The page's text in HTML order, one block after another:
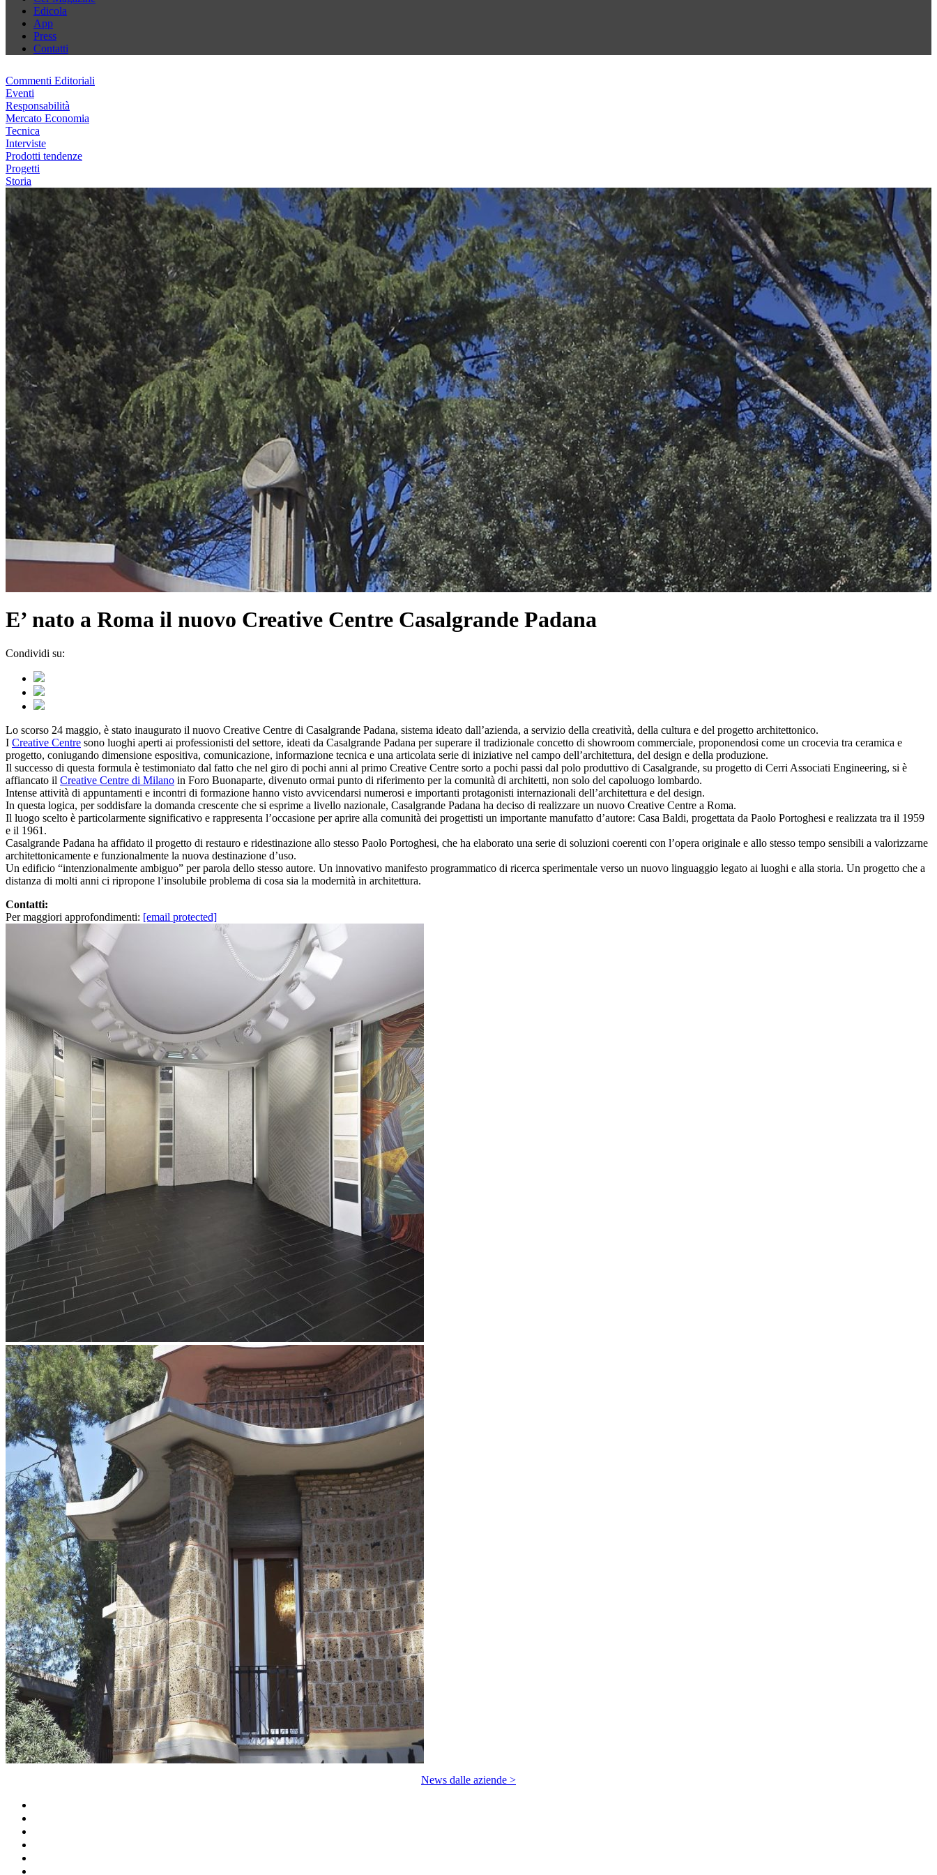
Edicola
App
Press
Contatti
Commenti Editoriali
Eventi
Responsabilità
Mercato Economia
Tecnica
Interviste
Prodotti tendenze
Progetti
Storia
E’ nato a Roma il nuovo Creative Centre Casalgrande Padana
Condividi su:
Lo scorso 24 maggio, è stato inaugurato il nuovo Creative Centre di Casalgrande Padana, sistema ideato dall’azienda, a servizio della creatività, della cultura e del progetto architettonico.
I Creative Centre sono luoghi aperti ai professionisti del settore, ideati da Casalgrande Padana per superare il tradizionale concetto di showroom commerciale, proponendosi come un crocevia tra ceramica e
progetto, coniugando dimensione espositiva, comunicazione, informazione tecnica e una articolata serie di iniziative nel campo dell’architettura, del design e della produzione.
Il successo di questa formula è testimoniato dal fatto che nel giro di pochi anni al primo Creative Centre sorto a pochi passi dal polo produttivo di Casalgrande, su progetto di Cerri Associati Engineering, si è
affiancato il Creative Centre di Milano in Foro Buonaparte, divenuto ormai punto di riferimento per la comunità di architetti, non solo del capoluogo lombardo.
Intense attività di appuntamenti e incontri di formazione hanno visto avvicendarsi numerosi e importanti protagonisti internazionali dell’architettura e del design.
In questa logica, per soddisfare la domanda crescente che si esprime a livello nazionale, Casalgrande Padana ha deciso di realizzare un nuovo Creative Centre a Roma.
Il luogo scelto è particolarmente significativo e rappresenta l’occasione per aprire alla comunità dei progettisti un importante manufatto d’autore: Casa Baldi, progettata da Paolo Portoghesi e realizzata tra il 1959
e il 1961.
Casalgrande Padana ha affidato il progetto di restauro e ridestinazione allo stesso Paolo Portoghesi, che ha elaborato una serie di soluzioni coerenti con l’opera originale e allo stesso tempo sensibili a valorizzarne
architettonicamente e funzionalmente la nuova destinazione d’uso.
Un edificio “intenzionalmente ambiguo” per parola dello stesso autore. Un innovativo manifesto programmatico di ricerca sperimentale verso un nuovo linguaggio legato ai luoghi e alla storia. Un progetto che a
distanza di molti anni ci ripropone l’insolubile problema di cosa sia la modernità in architettura.
Contatti:
Per maggiori approfondimenti: [email protected]
News dalle aziende >